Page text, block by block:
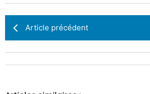
Article précédent